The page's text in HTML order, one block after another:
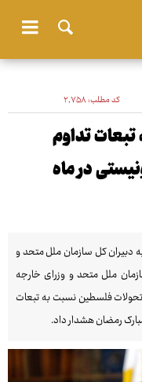
کد مطلب:۲٬۷۵۸
تبعات تداوم
در ماه
دبیران کل سازمان ملل متحد و
ملل متحد و وزرای خارجه
فلسطین نسبت به تبعات
رمضان هشدار داد.